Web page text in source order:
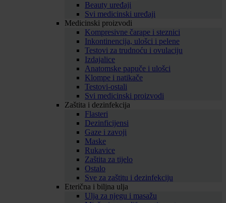
Beauty uređaji
Svi medicinski uređaji
Medicinski proizvodi
Kompresivne čarape i steznici
Inkontinencija, ulošci i pelene
Testovi za trudnoću i ovulaciju
Izdajalice
Anatomske papuče i ulošci
Klompe i natikače
Testovi-ostali
Svi medicinski proizvodi
Zaštita i dezinfekcija
Flasteri
Dezinficijensi
Gaze i zavoji
Maske
Rukavice
Zaštita za tijelo
Ostalo
Sve za zaštitu i dezinfekciju
Eterična i biljna ulja
Ulja za njegu i masažu